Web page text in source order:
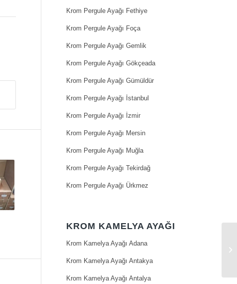
Krom Pergule Ayağı Fethiye
Krom Pergule Ayağı Foça
Krom Pergule Ayağı Gemlik
Krom Pergule Ayağı Gökçeada
Krom Pergule Ayağı Gümüldür
Krom Pergule Ayağı İstanbul
Krom Pergule Ayağı İzmir
Krom Pergule Ayağı Mersin
Krom Pergule Ayağı Muğla
Krom Pergule Ayağı Tekirdağ
Krom Pergule Ayağı Ürkmez
KROM KAMELYA AYAĞI
Krom Kamelya Ayağı Adana
Krom Kamelya Ayağı Antakya
Krom Kamelya Ayağı Antalya